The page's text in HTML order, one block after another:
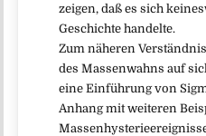
zeigen, daß es sich
Geschichte handelte.
Zum näheren
des Massenwahns auf
eine Einführung von
Anhang mit weiteren